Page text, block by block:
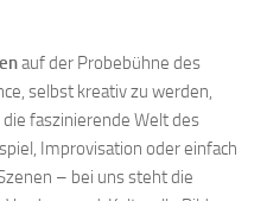
auf der Probebühne des
selbst kreativ zu werden,
faszinierende Welt des
Improvisation oder einfach
– bei uns steht die